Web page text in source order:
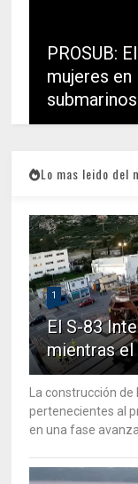
PROSUB:
mujeres
Lo mas leido del
1
El S-83
mientras el
La construcción
pertenecientes al
en una fase